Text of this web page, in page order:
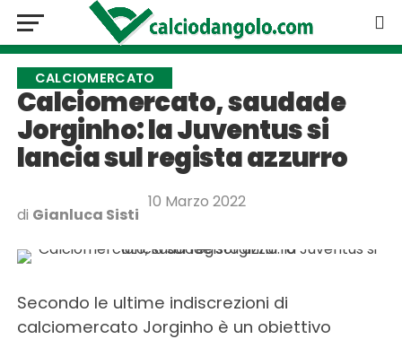
CALCIOMERCATO
Calciomercato, saudade
Jorginho: la Juventus si
lancia sul regista azzurro
di Gianluca Sisti
10 Marzo 2022
Secondo le ultime indiscrezioni di
calciomercato Jorginho è un obiettivo